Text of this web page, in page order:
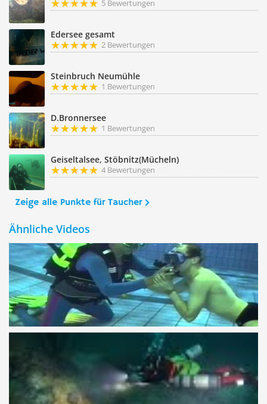
5 Bewertungen
Edersee gesamt
2 Bewertungen
Steinbruch Neumühle
1 Bewertungen
D.Bronnersee
1 Bewertungen
Geiseltalsee, Stöbnitz(Mücheln)
4 Bewertungen
Zeige alle Punkte für Taucher
Ähnliche Videos